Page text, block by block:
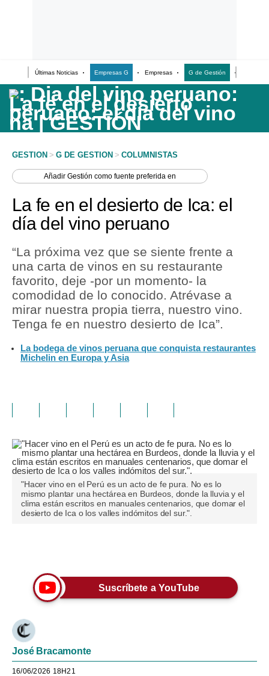
Últimas Noticias Empresas G Empresas G de Gestión
Últimas Noticias
Casos de Estudio
Columnistas
Lifestyle
GESTION > G DE GESTION > COLUMNISTAS
AñadirGestión como fuente preferida en
La fe en el desierto de Ica: el
día del vino peruano
“La próxima vez que se siente frente a
una carta de vinos en su restaurante
favorito, deje -por un momento- la
comodidad de lo conocido. Atrévase a
mirar nuestra propia tierra, nuestro vino.
Tenga fe en nuestro desierto de Ica”.
La bodega de vinos peruana que conquista restaurantes
Michelin en Europa y Asia
"Hacer vino en el Perú es un acto de fe pura. No es lo
mismo plantar una hectárea en Burdeos, donde la lluvia y el
clima están escritos en manuales centenarios, que domar el
desierto de Ica o los valles indómitos del sur.".
Suscríbete a YouTube
José Bracamonte
16/06/2026 18H21